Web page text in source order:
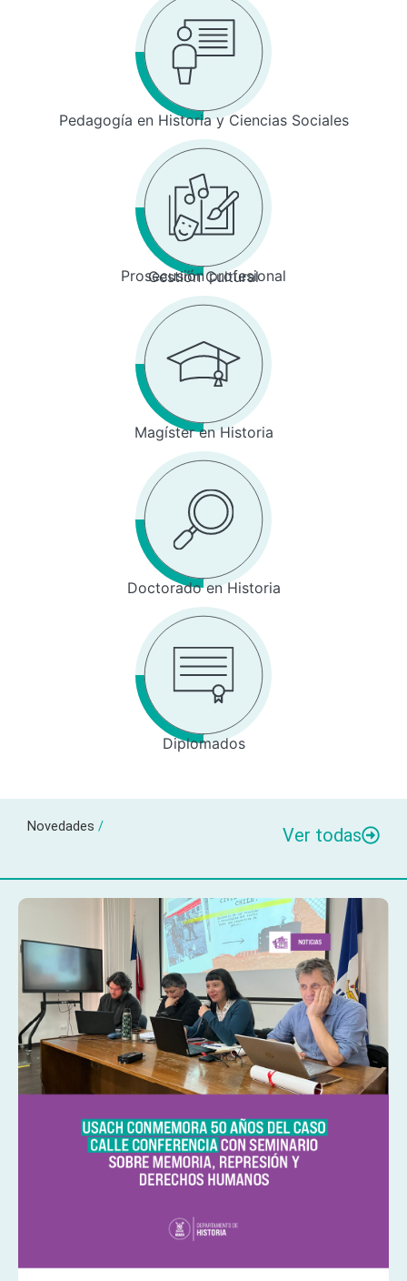
Pedagogía en Historia y Ciencias Sociales
Prosecusión profesional
Gestión Cultural
Magíster en Historia
Doctorado en Historia
Diplomados
Novedades / Ver todas